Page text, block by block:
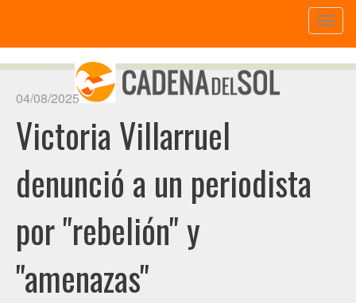
04/08/2025
Victoria Villarruel
denunció a un periodista
por "rebelión" y
"amenazas"